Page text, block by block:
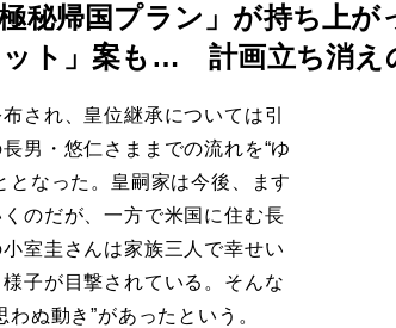
秘帰国プラン」が持ち上
ト」案も… 計画立ち消え
され、皇位継承については引
男・悠仁さままでの流れを“ゆ
となった。皇嗣家は今後、ます
のだが、一方で米国に住む長
室圭さんは家族三人で幸せい
子が目撃されている。そんな
ぬ動き”があったという。